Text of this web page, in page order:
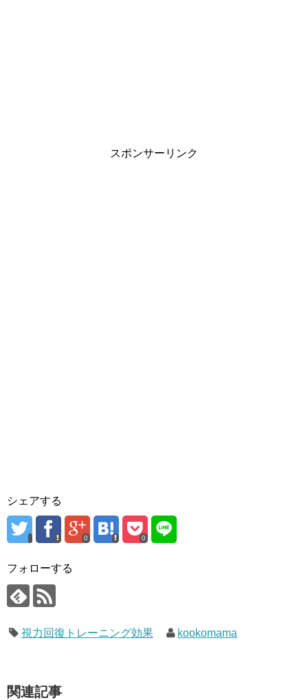
スポンサーリンク
シェアする
0 0
フォローする
視力回復トレーニング効果 kookomama
関連記事